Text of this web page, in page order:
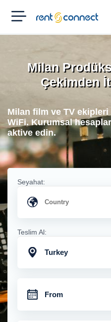
RENT'N
CONNECT
Milan
Çekimden
Milan film ve TV ekipleri
WiFi. Kurumsal
aktive edin.
Seyahat:
Teslim Al:
Turkey